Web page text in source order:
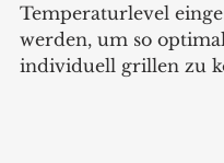
Temperaturlevel
werden, um so
individuell grillen zu